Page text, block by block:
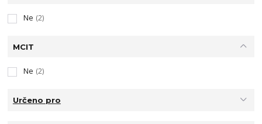
Ne (2)
MCIT
Ne (2)
Určeno pro